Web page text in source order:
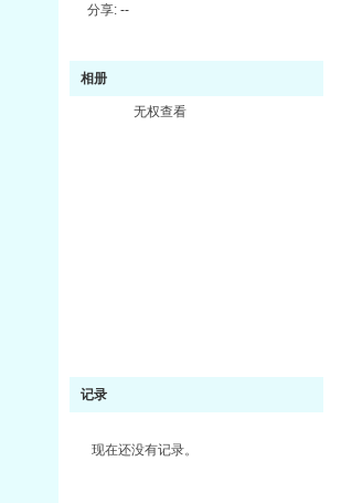
分享: --
相册
无权查看
记录
现在还没有记录。